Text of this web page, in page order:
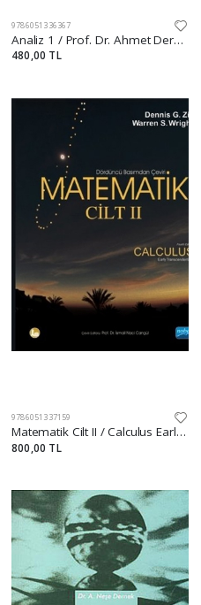
9786051336367
Analiz 1 / Prof. Dr. Ahmet Dernek
480,00 TL
9786051337159
Matematik Cilt II / Calculus Early Transcendentals
800,00 TL